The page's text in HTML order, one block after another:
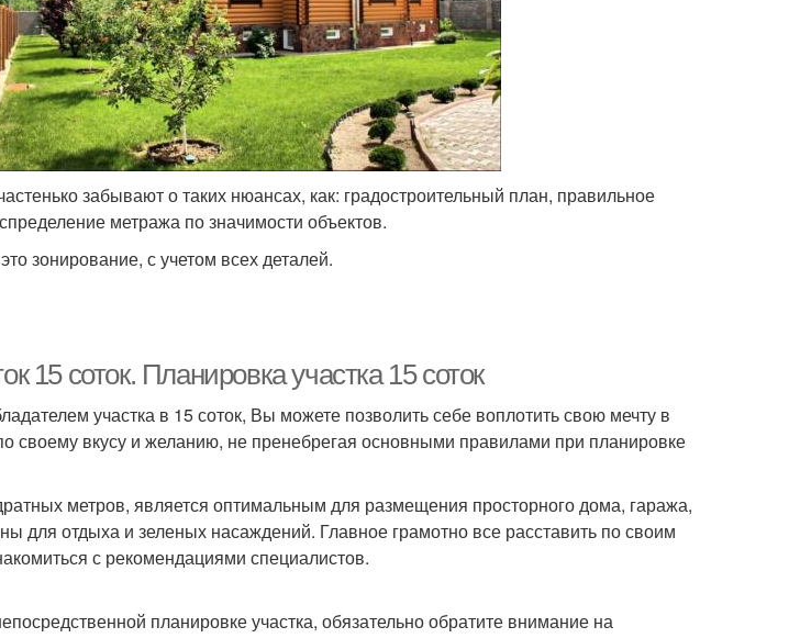
забывают о таких нюансах, как: градостроительный план, правильное
метража по значимости объектов.
зонирование, с учетом всех деталей.
15 соток. Планировка участка 15 соток
участка в 15 соток, Вы можете позволить себе воплотить свою мечту в
своему вкусу и желанию, не пренебрегая основными правилами при планировке
метров, является оптимальным для размещения просторного дома, гаража,
для отдыха и зеленых насаждений. Главное грамотно все расставить по своим
с рекомендациями специалистов.
планировке участка, обязательно обратите внимание на